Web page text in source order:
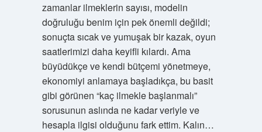
zamanlar ilmeklerin sayısı, modelin
doğruluğu benim için pek önemli değildi;
sonuçta sıcak ve yumuşak bir kazak, oyun
saatlerimizi daha keyifli kılardı. Ama
büyüdükçe ve kendi bütçemi yönetmeye,
ekonomiyi anlamaya başladıkça, bu basit
gibi görünen “kaç ilmekle başlanmalı”
sorusunun aslında ne kadar veriyle ve
hesapla ilgisi olduğunu fark ettim. Kalın…